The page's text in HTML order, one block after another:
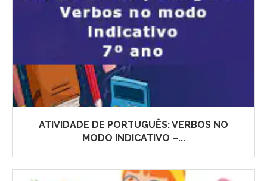
ATIVIDADE DE PORTUGUÊS: VERBOS NO
MODO INDICATIVO –...